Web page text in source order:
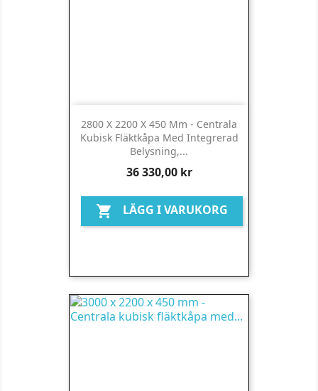
2800 X 2200 X 450 Mm - Centrala
Kubisk Fläktkåpa Med Integrerad
Belysning,...
Pris
36 330,00 kr
 LÄGG I VARUKORG